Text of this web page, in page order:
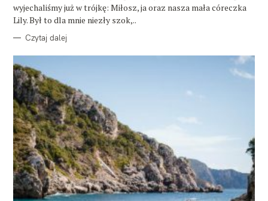
wyjechaliśmy już w trójkę: Miłosz, ja oraz nasza mała córeczka
Lily. Był to dla mnie niezły szok,..
Czytaj dalej